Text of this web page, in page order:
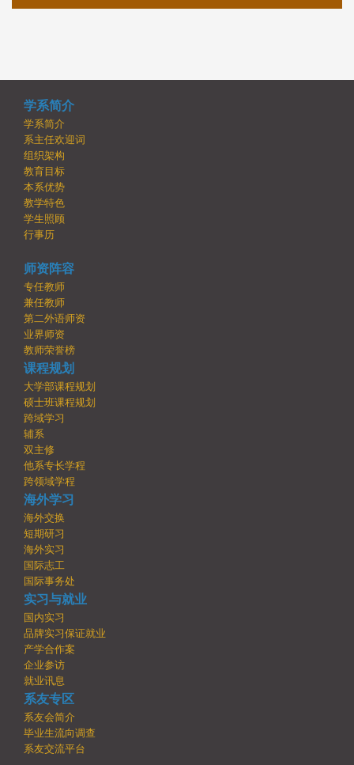
学系简介
学系简介
系主任欢迎词
组织架构
教育目标
本系优势
教学特色
学生照顾
行事历
师资阵容
专任教师
兼任教师
第二外语师资
业界师资
教师荣誉榜
课程规划
大学部课程规划
硕士班课程规划
跨域学习
辅系
双主修
他系专长学程
跨领域学程
海外学习
海外交换
短期研习
海外实习
国际志工
国际事务处
实习与就业
国内实习
品牌实习保证就业
产学合作案
企业参访
就业讯息
系友专区
系友会简介
毕业生流向调查
系友交流平台